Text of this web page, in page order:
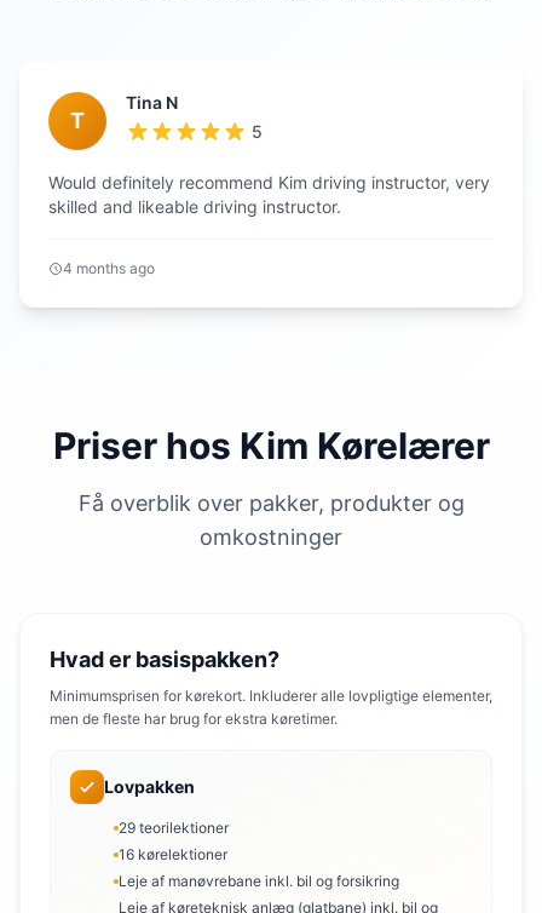
T
Tina N
5
Would definitely recommend Kim driving instructor, very
skilled and likeable driving instructor.
4 months ago
Priser hos Kim Kørelærer
Få overblik over pakker, produkter og
omkostninger
Hvad er basispakken?
Minimumsprisen for kørekort. Inkluderer alle lovpligtige elementer,
men de fleste har brug for ekstra køretimer.
Lovpakken
29 teorilektioner
16 kørelektioner
Leje af manøvrebane inkl. bil og forsikring
Leje af køreteknisk anlæg (glatbane) inkl. bil og